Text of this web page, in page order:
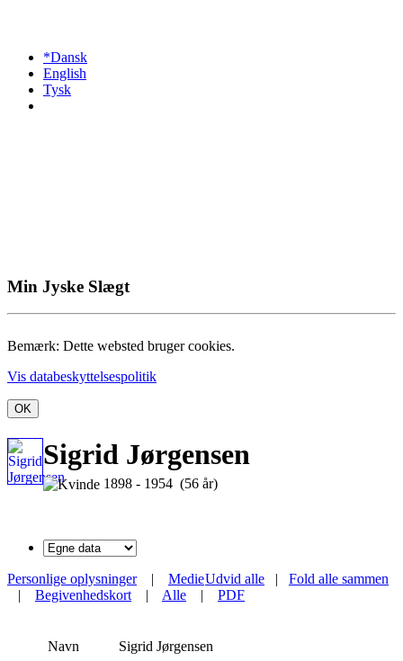
*Dansk
English
Tysk
Min Jyske Slægt
Bemærk: Dette websted bruger cookies.
Vis databeskyttelsespolitik
OK
Sigrid Jørgensen
1898 - 1954 (56 år)
Udvid alle | Fold alle sammen
Personlige oplysninger| Medie
| Begivenhedskort | Alle | PDF
Navn Sigrid Jørgensen